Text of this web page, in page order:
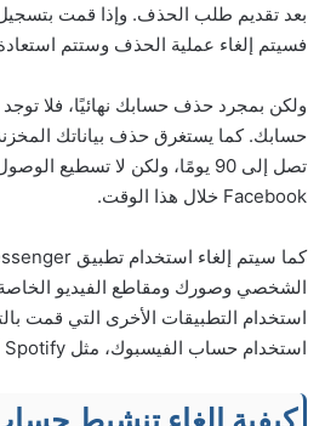
بعد تقديم طلب الحذف. وإذا قمت
فسيتم إلغاء عملية الحذف وستتم
ولكن بمجرد حذف حسابك نهائيًا، فلا
حسابك. كما يستغرق حذف بياناتك
تصل إلى 90 يومًا، ولكن لا
Facebook خلال هذا الوقت.
الشخصي وصورك ومقاطع الفيديو
استخدام التطبيقات الأخرى التي قمت
استخدام حساب الفيسبوك، مثل Spotify أو Pinterest.